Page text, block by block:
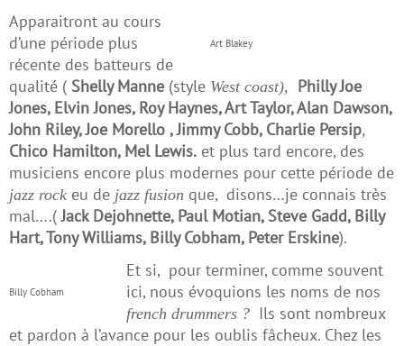
Art Blakey
Apparaitront au cours
d’une période plus
récente des batteurs de
qualité ( Shelly Manne (style West coast), Philly Joe
Jones, Elvin Jones, Roy Haynes, Art Taylor, Alan Dawson,
John Riley, Joe Morello , Jimmy Cobb, Charlie Persip,
Chico Hamilton, Mel Lewis. et plus tard encore, des
musiciens encore plus modernes pour cette période de
jazz rock eu de jazz fusion que, disons…je connais très
mal….(Jack Dejohnette, Paul Motian, Steve Gadd, Billy
Hart, Tony Williams, Billy Cobham, Peter Erskine).
Billy Cobham
Et si, pour terminer, comme souvent
ici, nous évoquions les noms de nos
french drummers ? Ils sont nombreux
et pardon à l’avance pour les oublis fâcheux. Chez les